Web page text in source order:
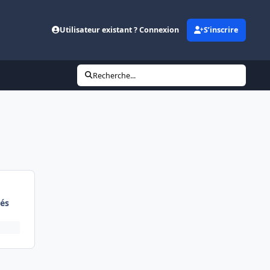
Utilisateur existant ? Connexion S’inscrire
Recherche...